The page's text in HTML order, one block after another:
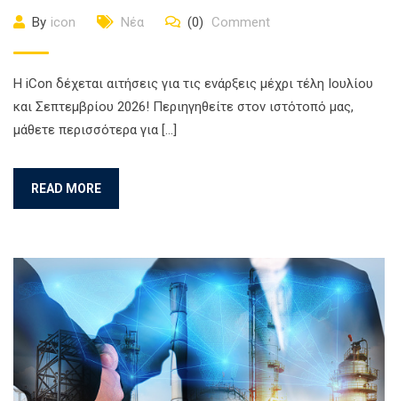
By icon Νέα (0) Comment
Η iCon δέχεται αιτήσεις για τις ενάρξεις μέχρι τέλη Ιουλίου
και Σεπτεμβρίου 2026! Περιηγηθείτε στον ιστότοπό μας,
μάθετε περισσότερα για […]
READ MORE